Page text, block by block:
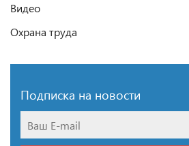
Видео
Охрана труда
Подписка на новости